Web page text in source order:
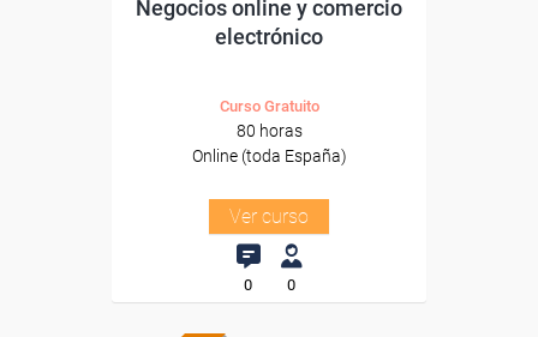
Negocios online y comercio
electrónico
Curso Gratuito
80 horas
Online (toda España)
Ver curso
0 0